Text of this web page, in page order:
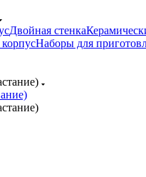
Двойная стенка
Наборы для